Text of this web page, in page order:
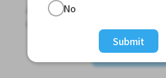
Apply for Part-Time Jobs, Full-
Get Started
No
Submit